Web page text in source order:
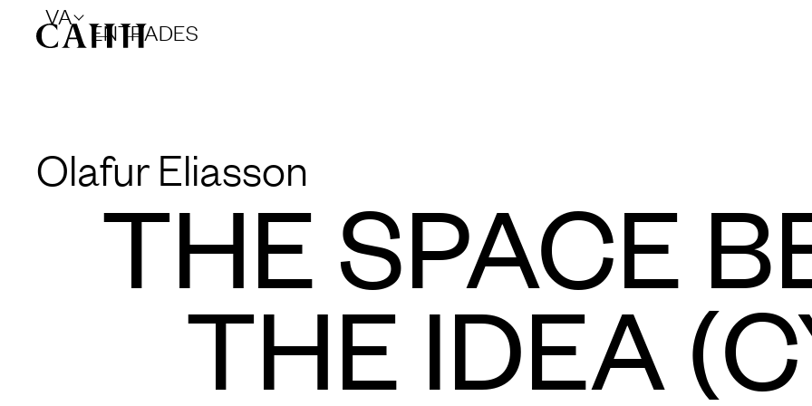
VA
ENTRADES
Olafur Eliasson
THE SPACE
THE IDEA